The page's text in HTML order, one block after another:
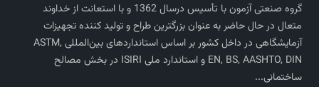
گروه صنعتی آزمون با تأسیس درسال 1362 و با استعانت از خداوند
متعال در حال حاضر به عنوان بزرگترین طراح و تولید کننده تجهیزات
آزمایشگاهی در داخل کشور بر اساس استاندارد‌های بین‌المللی ASTM,
EN, BS, AASHTO, DIN و استاندارد ملی ISIRI در بخش مصالح
ساختمانی...